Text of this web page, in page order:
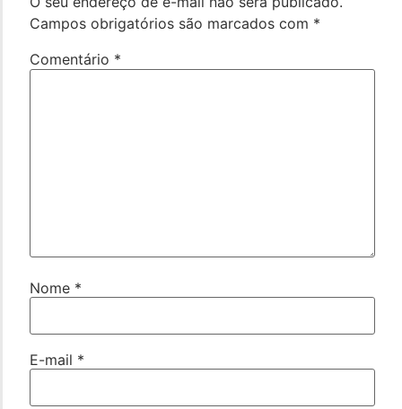
Campos obrigatórios são marcados com *
Comentário *
Nome *
E-mail *